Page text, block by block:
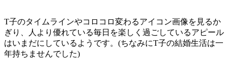
T子のタイムラインやコロコロ変わるアイコン画像を見るか
ぎり、人より優れている毎日を楽しく過ごしているアピール
はいまだにしているようです。(ちなみにT子の結婚生活は一
年持ちませんでした)